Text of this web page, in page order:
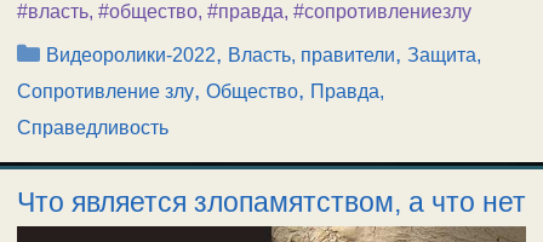
#власть, #общество, #правда, #сопротивлениезлу
Рубрики
Видеоролики-2022, Власть, правители,Защита,
Сопротивление злу, Общество, Правда,
Справедливость
Что является злопамятством, а что нет